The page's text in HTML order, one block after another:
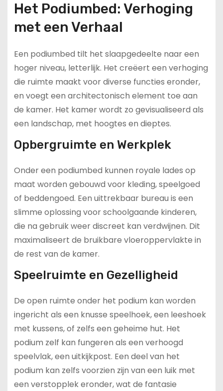
Het Podiumbed: Verhoging
met een Verhaal
Een podiumbed tilt het slaapgedeelte naar een
hoger niveau, letterlijk. Het creëert een verhoging
die ruimte maakt voor diverse functies eronder,
en voegt een architectonisch element toe aan
de kamer. Het kamer wordt zo gevisualiseerd als
een landschap, met hoogtes en dieptes.
Opbergruimte en Werkplek
Onder een podiumbed kunnen royale lades op
maat worden gebouwd voor kleding, speelgoed
of beddengoed. Een uittrekbaar bureau is een
slimme oplossing voor schoolgaande kinderen,
die na gebruik weer discreet kan verdwijnen. Dit
maximaliseert de bruikbare vloeroppervlakte in
de rest van de kamer.
Speelruimte en Gezelligheid
De open ruimte onder het podium kan worden
ingericht als een knusse speelhoek, een leeshoek
met kussens, of zelfs een geheime hut. Het
podium zelf kan fungeren als een verhoogd
speelvlak, een uitkijkpost. Een deel van het
podium kan zelfs voorzien zijn van een luik met
een verstopplek eronder, wat de fantasie